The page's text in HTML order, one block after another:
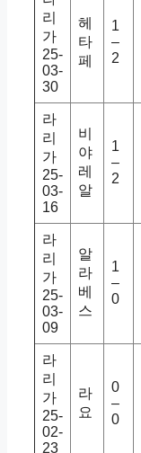
리
가
25-
03-
30
헤
타
페
1
–
2
라
리
가
25-
03-
16
비
야
레
알
1
–
2
라
리
가
25-
03-
09
알
라
베
스
1
–
0
라
리
가
25-
02-
23
라
요
0
–
0